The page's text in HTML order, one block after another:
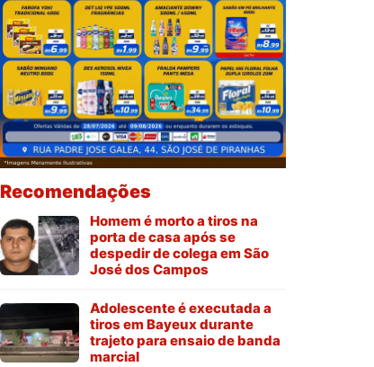
Recomendações
Homem é morto a tiros na
porta de casa após se
despedir de colega em São
José dos Campos
Adolescente é executada a
tiros em Bayeux durante
trajeto para ensaio de banda
marcial